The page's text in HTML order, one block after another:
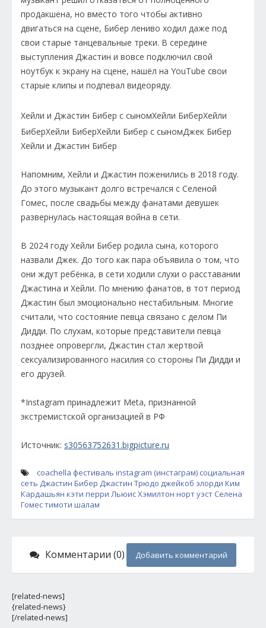
продакшена, но вместо того чтобы активно
двигаться на сцене, Бибер лениво ходил даже под
свои старые танцевальные треки. В середине
выступления Джастин и вовсе подключил свой
ноутбук к экрану на сцене, нашёл на YouTube свои
старые клипы и подпевал видеоряду.
Хейли и Джастин Бибер с сыномХейли БиберХейли
БиберХейли БиберХейли Бибер с сыномДжек Бибер
Хейли и Джастин Бибер
Напомним, Хейли и Джастин поженились в 2018 году.
До этого музыкант долго встречался с Селеной
Гомес, после свадьбы между фанатами девушек
развернулась настоящая война в сети.
В 2024 году Хейли Бибер родила сына, которого
назвали Джек. До того как пара объявила о том, что
они ждут ребёнка, в сети ходили слухи о расставании
Джастина и Хейли. По мнению фанатов, в тот период
Джастин был эмоционально нестабильным. Многие
считали, что состояние певца связано с делом Пи
Дидди. По слухам, которые представители певца
позднее опровергли, Джастин стал жертвой
сексуализированного насилия со стороны Пи Дидди и
его друзей.
*Instagram принадлежит Meta, признанной
экстремистской организацией в РФ
Источник: s30563752631.bigpicture.ru
coachella фестиваль instagram (инстаграм) социальная
сеть Джастин Бибер Джастин Трюдо джейкоб элорди Ким
Кардашьян кэти перри Льюис Хэмилтон норт уэст Селена
Гоместимоти шалам
Комментарии (0) Добавить комментарий
[related-news]
{related-news}
[/related-news]